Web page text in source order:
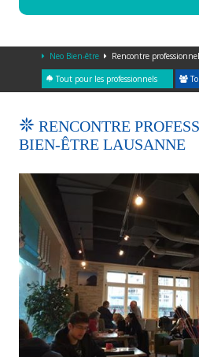
Neo Bien-être Rencontre
Tout pour les professionnels
RENCONTRE
BIEN-ÊTRE LAUSANNE